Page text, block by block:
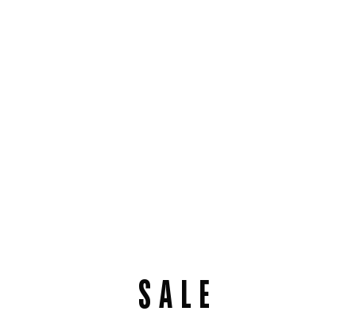
SALE